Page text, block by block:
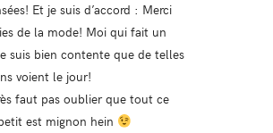
Et je suis d’accord : Merci
de la mode! Moi qui fait un
suis bien contente que de telles
voient le jour!
faut pas oublier que tout ce
est mignon hein